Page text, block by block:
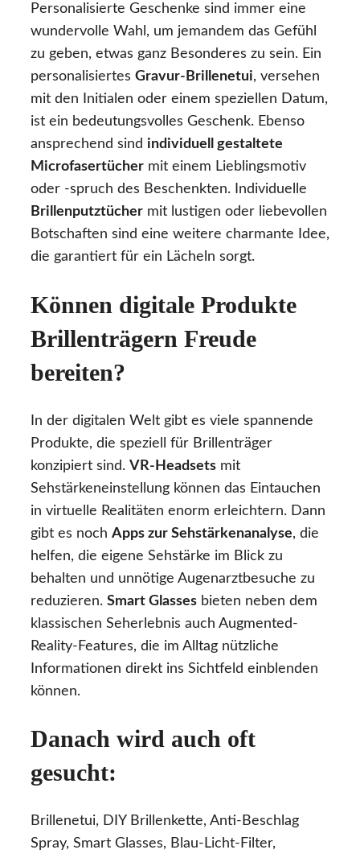
Personalisierte Geschenke sind immer eine
wundervolle Wahl, um jemandem das Gefühl
zu geben, etwas ganz Besonderes zu sein. Ein
personalisiertes Gravur-Brillenetui, versehen
mit den Initialen oder einem speziellen Datum,
ist ein bedeutungsvolles Geschenk. Ebenso
ansprechend sind individuell gestaltete
Microfasertücher mit einem Lieblingsmotiv
oder -spruch des Beschenkten. Individuelle
Brillenputztücher mit lustigen oder liebevollen
Botschaften sind eine weitere charmante Idee,
die garantiert für ein Lächeln sorgt.
Können digitale Produkte
Brillenträgern Freude
bereiten?
In der digitalen Welt gibt es viele spannende
Produkte, die speziell für Brillenträger
konzipiert sind. VR-Headsets mit
Sehstärkeneinstellung können das Eintauchen
in virtuelle Realitäten enorm erleichtern. Dann
gibt es noch Apps zur Sehstärkenanalyse, die
helfen, die eigene Sehstärke im Blick zu
behalten und unnötige Augenarztbesuche zu
reduzieren. Smart Glasses bieten neben dem
klassischen Seherlebnis auch Augmented-
Reality-Features, die im Alltag nützliche
Informationen direkt ins Sichtfeld einblenden
können.
Danach wird auch oft
gesucht:
Brillenetui, DIY Brillenkette, Anti-Beschlag
Spray, Smart Glasses, Blau-Licht-Filter,